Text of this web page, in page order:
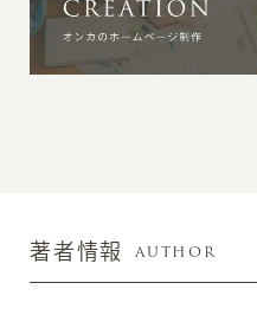
著者情報 AUTHOR